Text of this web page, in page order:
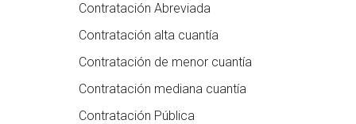
Contratación Abreviada
Contratación alta cuantía
Contratación de menor cuantía
Contratación mediana cuantía
Contratación Pública